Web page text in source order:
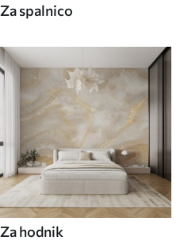
Za spalnico
Za hodnik